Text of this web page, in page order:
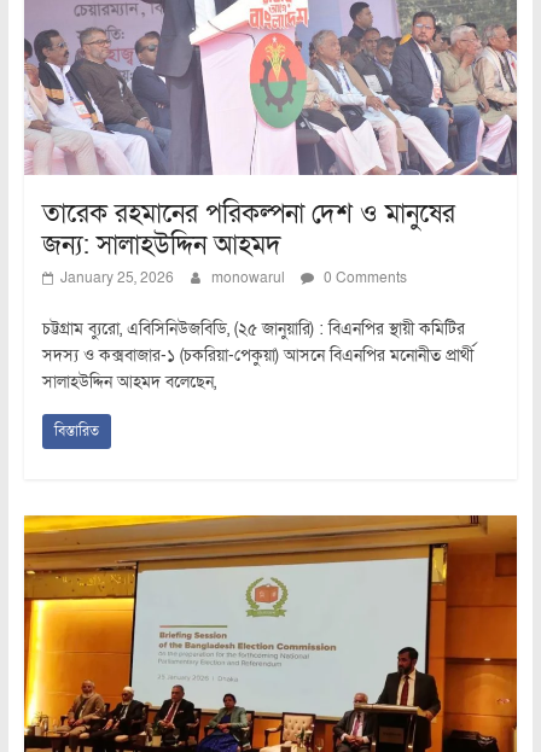
তারেক রহমানের পরিকল্পনা দেশ ও মানুষের
জন্য: সালাহউদ্দিন আহমদ
January 25, 2026 monowarul 0 Comments
চট্টগ্রাম ব্যুরো, এবিসিনিউজবিডি, (২৫ জানুয়ারি) : বিএনপির স্থায়ী কমিটির
সদস্য ও কক্সবাজার-১ (চকরিয়া-পেকুয়া) আসনে বিএনপির মনোনীত প্রার্থী
সালাহউদ্দিন আহমদ বলেছেন,
বিস্তারিত